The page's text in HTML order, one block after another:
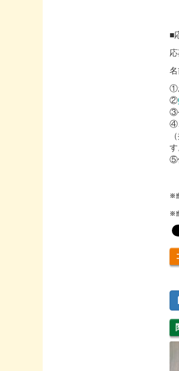
■
①
②
③
④
す
⑤
※
※